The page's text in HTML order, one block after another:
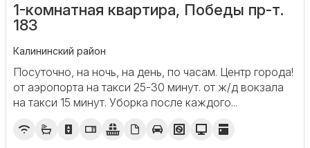
1-комнатная квартира, Победы пр-т.
183
Калининский район
Посуточно, на ночь, на день, по часам. Центр города!
от аэропорта на такси 25-30 минут. от ж/д вокзала
на такси 15 минут. Уборка после каждого...